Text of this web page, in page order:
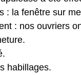
: la fenêtre sur
: nos ouvriers
habillages.